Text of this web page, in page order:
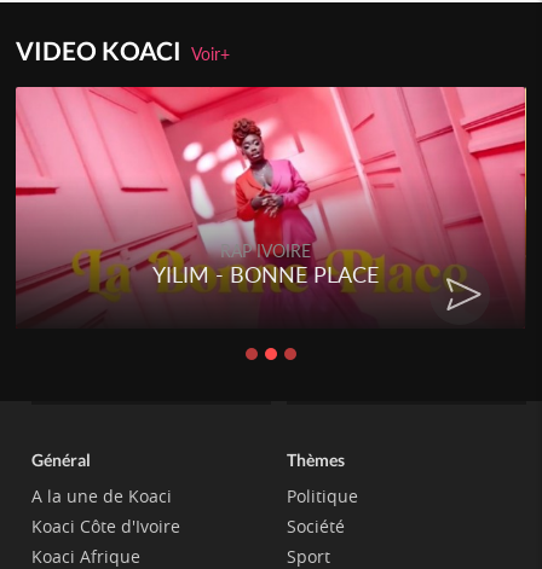
VIDEO KOACIVoir+
RAP IVOIRE
YILIM - BONNE PLACE
Général
A la une de Koaci
Koaci Côte d'Ivoire
Koaci Afrique
Thèmes
Politique
Société
Sport